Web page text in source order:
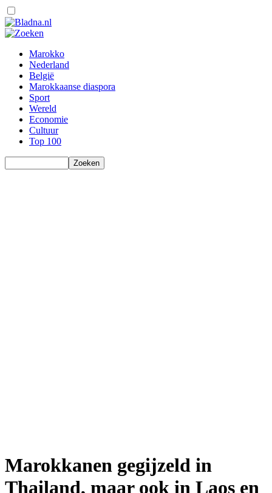
Marokko
Nederland
België
Marokkaanse diaspora
Sport
Wereld
Economie
Cultuur
Top 100
Marokkanen gegijzeld in
Thailand, maar ook in Laos en